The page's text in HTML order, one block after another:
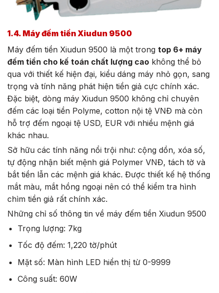
1.4. Máy đếm tiền Xiudun 9500
Máy đếm tiền Xiudun 9500 là một trong top 6+ máy
đếm tiền cho kế toán chất lượng cao không thể bỏ
qua với thiết kế hiện đại, kiểu dáng máy nhỏ gọn, sang
trọng và tính năng phát hiện tiền giả cực chính xác.
Đặc biệt, dòng máy Xiudun 9500 không chỉ chuyên
đếm các loại tiền Polyme, cotton nội tệ VNĐ mà còn
hỗ trợ đếm ngoại tệ USD, EUR với nhiều mệnh giá
khác nhau.
Sở hữu các tính năng nổi trội như: cộng dồn, xóa số,
tự động nhận biết mệnh giá Polymer VNĐ, tách tờ và
bắt tiền lẫn các mệnh giá khác. Được thiết kế hệ thống
mắt màu, mắt hồng ngoại nên có thể kiểm tra hình
chìm tiền giả rất chính xác.
Những chỉ số thông tin về máy đếm tiền Xiudun 9500
Trọng lượng: 7kg
Tốc độ đếm: 1,220 tờ/phút
Mặt số: Màn hình LED hiển thị từ 0-9999
Công suất: 60W